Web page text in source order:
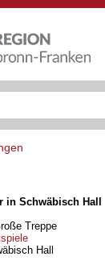
in Schwäbisch Hall
Treppe
Hall